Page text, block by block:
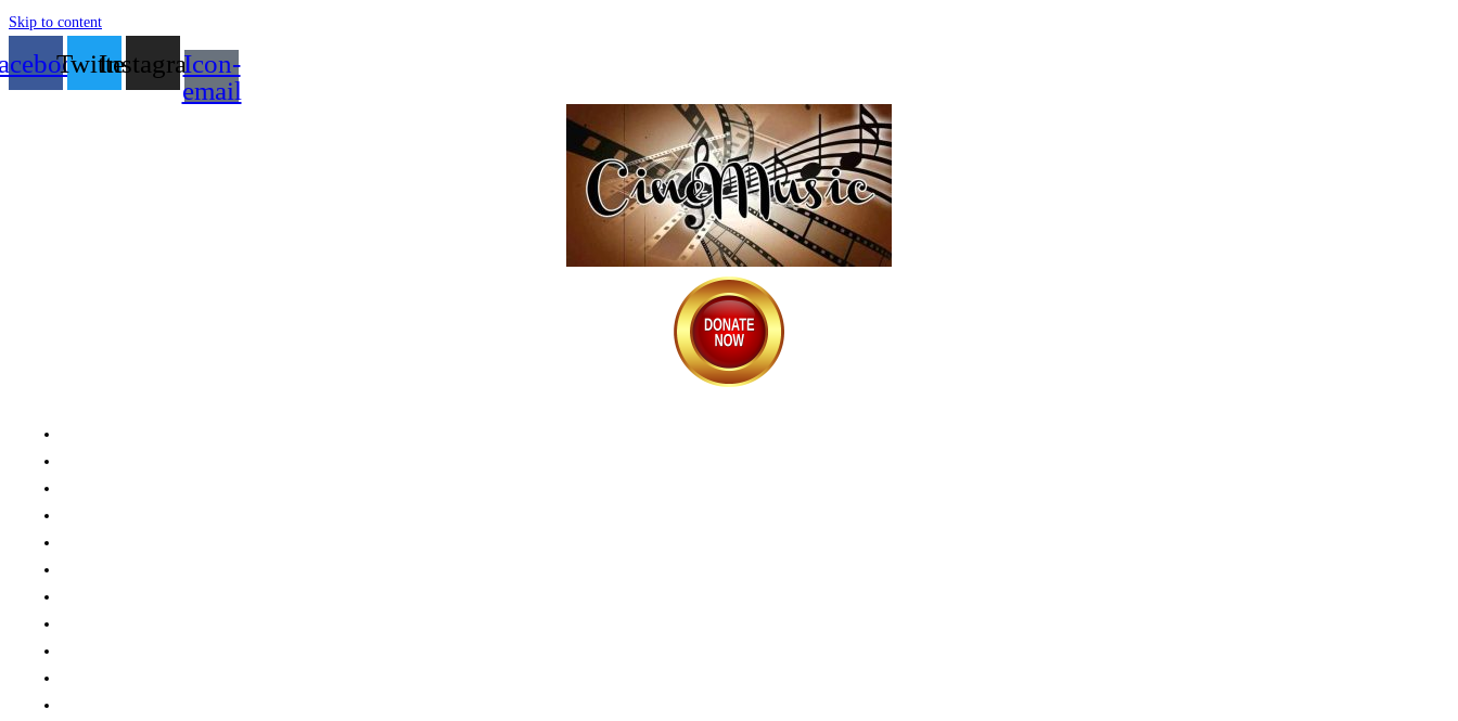
Skip to content
TwitterInstagramIcon-
email